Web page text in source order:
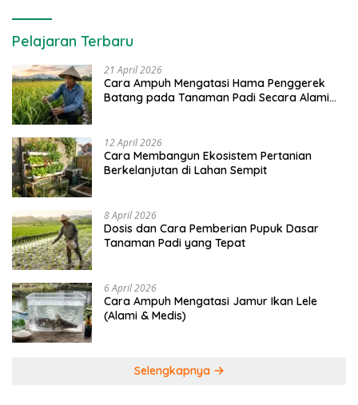
Pelajaran Terbaru
21 April 2026
Cara Ampuh Mengatasi Hama Penggerek
Batang pada Tanaman Padi Secara Alami
12 April 2026
Cara Membangun Ekosistem Pertanian
Berkelanjutan di Lahan Sempit
8 April 2026
Dosis dan Cara Pemberian Pupuk Dasar
Tanaman Padi yang Tepat
6 April 2026
Cara Ampuh Mengatasi Jamur Ikan Lele
(Alami & Medis)
Selengkapnya